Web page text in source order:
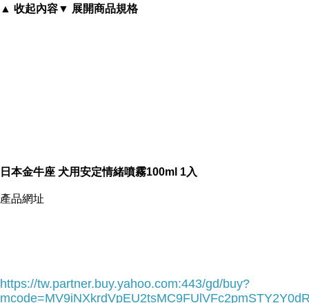
▲ 收起內容▼ 展開商品規格
日本金牛座 犬用安定情緒噴霧100ml 1入
產品網址
https://tw.partner.buy.yahoo.com:443/gd/buy?